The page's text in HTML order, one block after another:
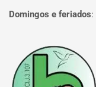
Domingos e feriados:
Página inicial